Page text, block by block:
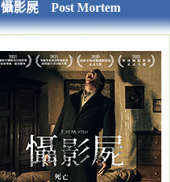
懾影屍 Post Mortem